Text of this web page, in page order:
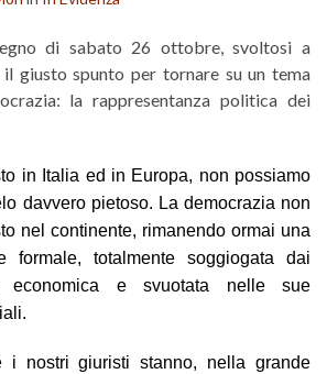
di sabato 26 ottobre, svoltosi a
giusto spunto per tornare su un tema
la rappresentanza politica dei
in Italia ed in Europa, non possiamo
davvero pietoso. La democrazia non
nel continente, rimanendo ormai una
formale, totalmente soggiogata dai
economica e svuotata nelle sue
i nostri giuristi stanno, nella grande